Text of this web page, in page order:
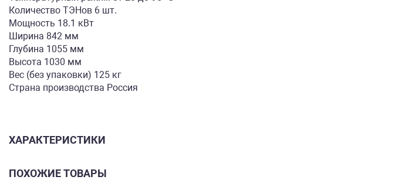
Количество ТЭНов 6 шт.
Мощность 18.1 кВт
Ширина 842 мм
Глубина 1055 мм
Высота 1030 мм
Вес (без упаковки) 125 кг
Страна производства Россия
ХАРАКТЕРИСТИКИ
ПОХОЖИЕ ТОВАРЫ